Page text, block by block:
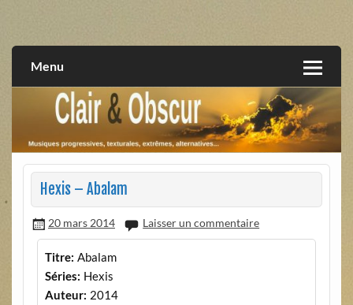
extrêmes, alternatives, texturales
Menu
Hexis – Abalam
20 mars 2014 Laisser un commentaire
Titre: Abalam
Séries: Hexis
Auteur: 2014